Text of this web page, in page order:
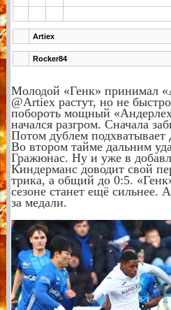
Artiex
Rocker84
Молодой «Генк» принимал
@Artiex растут, но не
побороть мощный
начался разгром. Сначала
Потом дублем
Во втором тайме дальним
Гражюнас. Ну и уже в
Киндерманс доводит свой
трика, а общий до 0:5.
сезоне станет ещё сильнее.
за медали.